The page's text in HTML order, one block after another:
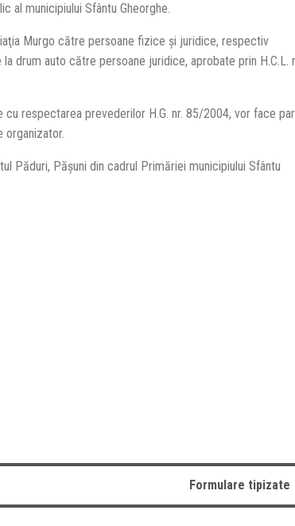
al municipiului Sfântu Gheorghe.
Murgo către persoane fizice şi juridice, respectiv
drum auto către persoane juridice, aprobate prin H.C.L.
respectarea prevederilor H.G. nr. 85/2004, vor face
organizator.
Păduri, Păşuni din cadrul Primăriei municipiului Sfântu
Formulare tipizate